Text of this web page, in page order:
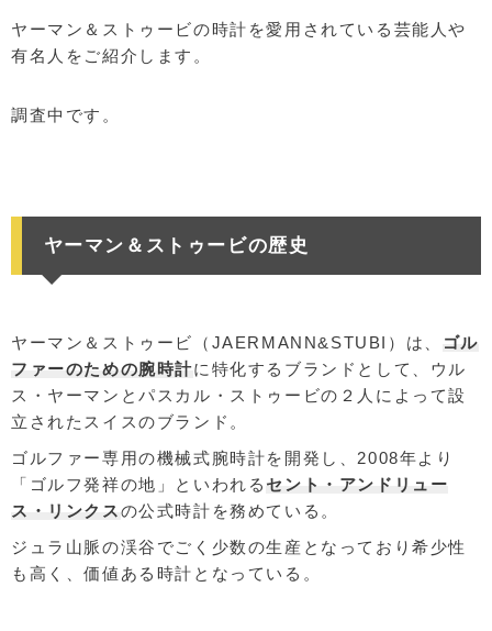
ヤーマン＆ストゥービの時計を愛用されている芸能人や
有名人をご紹介します。
調査中です。
ヤーマン＆ストゥービの歴史
ヤーマン＆ストゥービ（JAERMANN&STUBI）は、
ゴル
ファーのための腕時計に特化するブランドとして、ウル
ス・ヤーマンとパスカル・ストゥービの２人によって設
立されたスイスのブランド。
ゴルファー専用の機械式腕時計を開発し、2008年より
「ゴルフ発祥の地」といわれる セント・アンドリュー
ス・リンクスの公式時計を務めている。
ジュラ山脈の渓谷でごく少数の生産となっており希少性
も高く、価値ある時計となっている。